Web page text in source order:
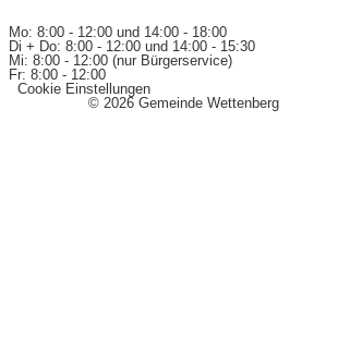
Mo: 8:00 - 12:00 und 14:00 - 18:00
Di + Do: 8:00 - 12:00 und 14:00 - 15:30
Mi: 8:00 - 12:00 (nur Bürgerservice)
Fr: 8:00 - 12:00
Cookie Einstellungen
© 2026 Gemeinde Wettenberg